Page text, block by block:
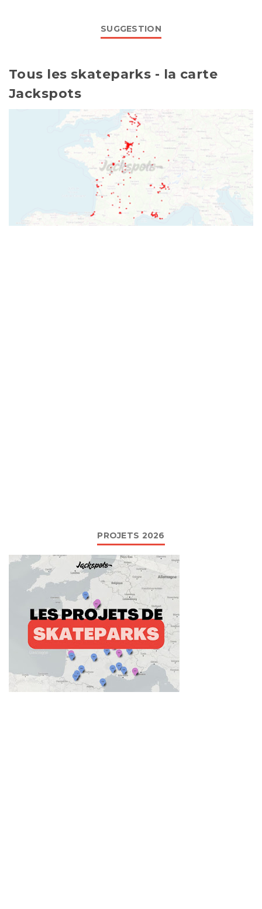
SUGGESTION
Tous les skateparks - la carte
Jackspots
PROJETS 2026